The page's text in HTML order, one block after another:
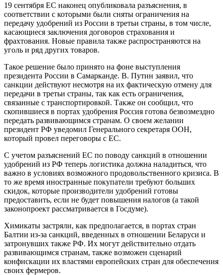
19 сентября ЕС наконец опубликовала разъяснения, в
соответствии с которыми были сняты ограничения на
передачу удобрений из России в третьи страны, в том числе,
касающиеся заключения договоров страхования и
фрахтования. Новые правила также распространяются на
уголь и ряд других товаров.
Такое решение было принято на фоне выступления
президента России в Самарканде. В. Путин заявил, что
санкции действуют несмотря на их фактическую отмену для
передачи в третьи страны, так как есть ограничения,
связанные с транспортировкой. Также он сообщил, что
скопившиеся в портах удобрения Россия готова безвозмездно
передать развивающимся странам. О своем желании
президент РФ уведомил Генерального секретаря ООН,
который провел переговоры с ЕС.
С учетом разъяснений ЕС по поводу санкций в отношении
удобрений из РФ теперь логистика должна наладиться, что
важно в условиях возможного продовольственного кризиса. В
то же время иностранные покупатели требуют больших
скидок, которые производители удобрений готовы
предоставить, если не будет повышения налогов (а такой
законопроект рассматривается в Госдуме).
Химикаты застряли, как предполагается, в портах стран
Балтии из-за санкций, введенных в отношении Беларуси и
затронувших также РФ. Их могут действительно отдать
развивающимся странам, также возможен сценарий
конфискации их властями европейских стран для обеспечения
своих фермеров.